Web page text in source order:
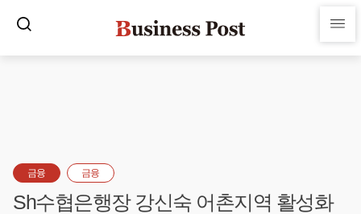
금융 금융
Sh수협은행장 강신숙 어촌지역 활성화